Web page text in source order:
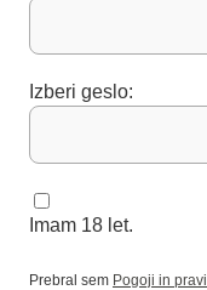
Izberi geslo:
Imam 18 let.
Prebral sem Pogoji in